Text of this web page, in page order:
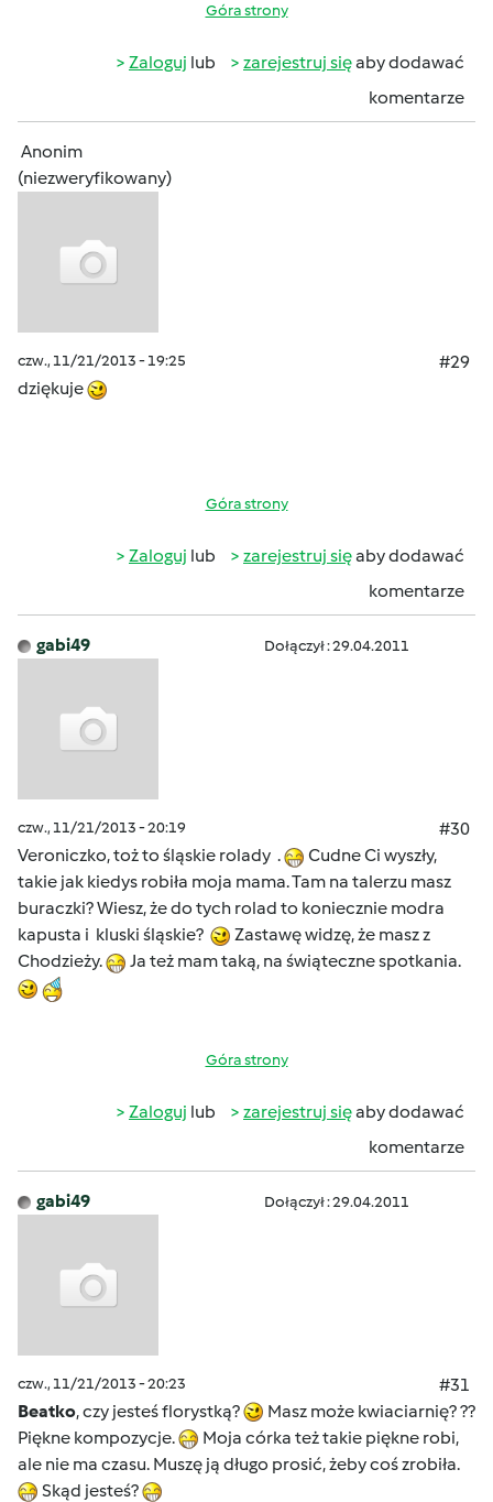
Góra strony
Zaloguj lub zarejestruj sięaby dodawać
komentarze
Anonim
(niezweryfikowany)
czw., 11/21/2013 - 19:25
#29
dziękuje
Góra strony
Zaloguj lub zarejestruj sięaby dodawać
komentarze
gabi49 Dołączył : 29.04.2011
czw., 11/21/2013 - 20:19
#30
Veroniczko, toż to śląskie rolady .
Cudne Ci wyszły,
takie jak kiedys robiła moja mama. Tam na talerzu masz
buraczki? Wiesz, że do tych rolad to koniecznie modra
kapusta i kluski śląskie?
Zastawę widzę, że masz z
Chodzieży.
Ja też mam taką, na świąteczne spotkania.
Góra strony
Zaloguj lub zarejestruj sięaby dodawać
komentarze
gabi49 Dołączył : 29.04.2011
czw., 11/21/2013 - 20:23
#31
Beatko, czy jesteś florystką?
Masz może kwiaciarnię? ??
Piękne kompozycje.
Moja córka też takie piękne robi,
ale nie ma czasu. Muszę ją długo prosić, żeby coś zrobiła.
Skąd jesteś?